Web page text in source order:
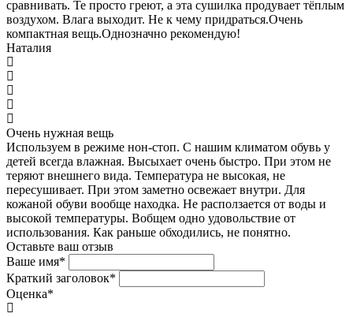
сравнивать. Те просто греют, а эта сушилка продувает тёплым
воздухом. Влага выходит. Не к чему придраться.Очень
компактная вещь.Однозначно рекомендую!
Наталия
Очень нужная вещь
Используем в режиме нон-стоп. С нашим климатом обувь у
детей всегда влажная. Высыхает очень быстро. При этом не
теряют внешнего вида. Температура не высокая, не
пересушивает. При этом заметно освежает внутри. Для
кожаной обуви вообще находка. Не расползается от воды и
высокой температуры. Вобщем одно удовольствие от
использования. Как раньше обходились, не понятно.
Оставьте ваш отзыв
Ваше имя*
Краткий заголовок*
Оценка*